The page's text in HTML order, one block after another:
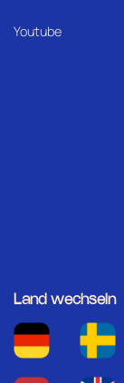
Youtube
Land wechseln